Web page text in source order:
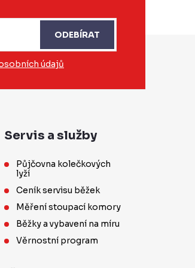
údajů
ODEBÍRAT
Servis a služby
Půjčovna kolečkových
lyží
Ceník servisu běžek
Měření stoupací komory
Běžky a vybavení na míru
Věrnostní program